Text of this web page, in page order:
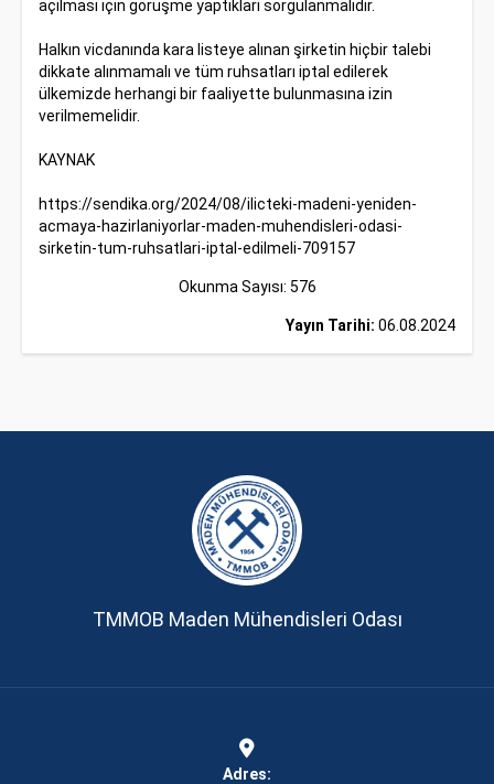
açılması için görüşme yaptıkları sorgulanmalıdır.
Halkın vicdanında kara listeye alınan şirketin hiçbir talebi
dikkate alınmamalı ve tüm ruhsatları iptal edilerek
ülkemizde herhangi bir faaliyette bulunmasına izin
verilmemelidir.
KAYNAK
https://sendika.org/2024/08/ilicteki-madeni-yeniden-
acmaya-hazirlaniyorlar-maden-muhendisleri-odasi-
sirketin-tum-ruhsatlari-iptal-edilmeli-709157
Okunma Sayısı: 576
Yayın Tarihi: 06.08.2024
TMMOB Maden Mühendisleri Odası
Adres: